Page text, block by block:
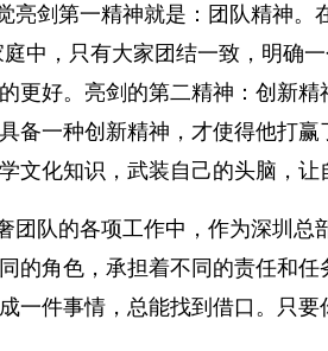
剑第一精神就是：团队精神
中，只有大家团结一致，明确
更好。亮剑的第二精神：创新
备一种创新精神，才使得他打
文化知识，武装自己的头脑，
团队的各项工作中，作为深圳
的角色，承担着不同的责任和
一件事情，总能找到借口。只